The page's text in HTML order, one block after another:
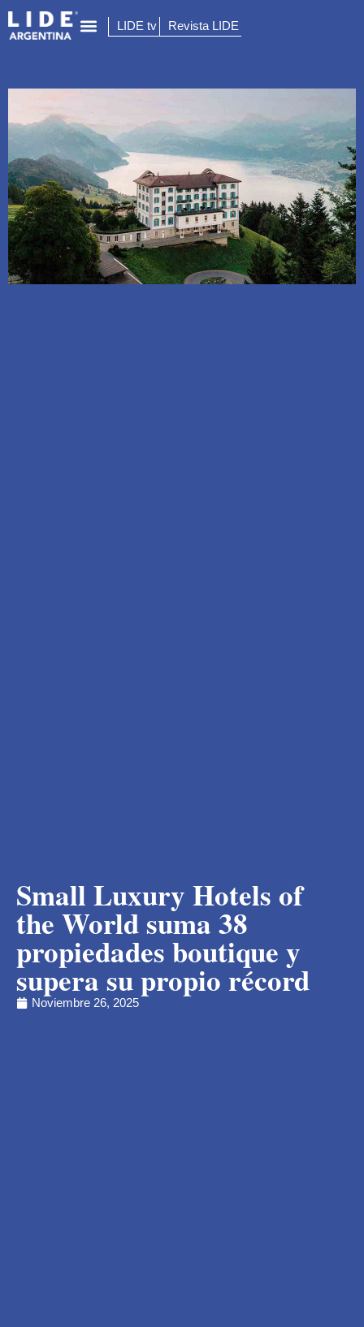
LIDE tv Revista LIDE
Small Luxury Hotels of
the World suma 38
propiedades boutique y
supera su propio récord
Noviembre 26, 2025